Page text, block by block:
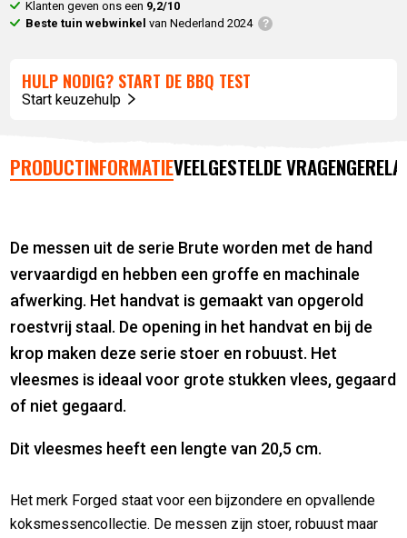
Klanten geven ons een 9,2/10
Beste tuin webwinkel van Nederland 2024
HULP NODIG? START DE BBQ TEST
Start keuzehulp
PRODUCTINFORMATIEVEELGESTELDE VRAGEN
De messen uit de serie Brute worden met de hand
vervaardigd en hebben een groffe en machinale
afwerking. Het handvat is gemaakt van opgerold
roestvrij staal. De opening in het handvat en bij de
krop maken deze serie stoer en robuust. Het
vleesmes is ideaal voor grote stukken vlees, gegaard
of niet gegaard.
Dit vleesmes heeft een lengte van 20,5 cm.
Het merk Forged staat voor een bijzondere en opvallende
koksmessencollectie. De messen zijn stoer, robuust maar